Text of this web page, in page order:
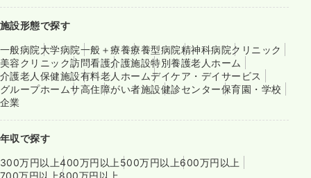
施設形態で探す
一般病院大学病院一般＋療養療養型病院精神科病院クリニック
美容クリニック訪問看護介護施設特別養護老人ホーム
介護老人保健施設有料老人ホームデイケア・デイサービス
グループホームサ高住障がい者施設健診センター保育園・学校
企業
年収で探す
300万円以上400万円以上 500万円以上600万円以上